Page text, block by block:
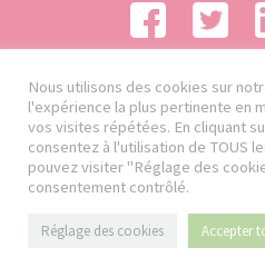
Nous utilisons des cookies sur
l'expérience la plus pertinente en
vos visites répétées. En cliquant
consentez à l'utilisation de TOUS
pouvez visiter "Réglage des
consentement contrôlé.
Réglage des cookies Accepter